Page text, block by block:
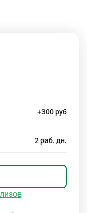
+300 руб
2 раб. дн.